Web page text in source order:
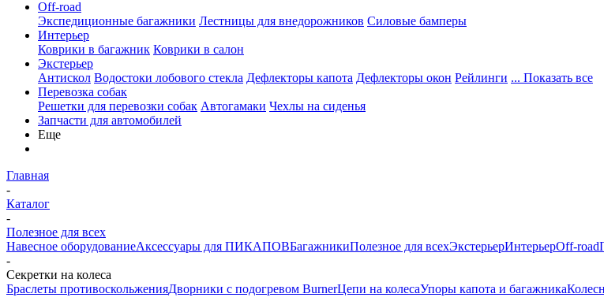
Off-road
Экспедиционные багажники Лестницы для внедорожников Силовые бамперы
Интерьер
Коврики в багажник Коврики в салон
Экстерьер
Антискол Водостоки лобового стекла Дефлекторы капота Дефлекторы окон Рейлинги ... Показать все
Перевозка собак
Решетки для перевозки собак Автогамаки Чехлы на сиденья
Запчасти для автомобилей
Еще
Главная
-
Каталог
-
Полезное для всех
Навесное оборудованиеАксессуары для ПИКАПОВБагажникиПолезное для всехЭкстерьерИнтерьерOff-road
-
Секретки на колеса
Браслеты противоскольженияДворники с подогревом BurnerЦепи на колесаУпоры капота и багажника